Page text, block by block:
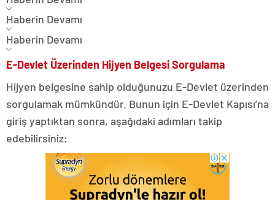
Haberin Devamı
Haberin Devamı
E-Devlet Üzerinden Hijyen Belgesi Sorgulama
Hijyen belgesine sahip olduğunuzu E-Devlet üzerinden
sorgulamak mümkündür. Bunun için E-Devlet Kapısı’na
giriş yaptıktan sonra, aşağıdaki adımları takip
edebilirsiniz: